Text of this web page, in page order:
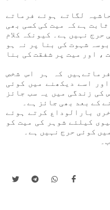
لگاتے ہوئے فرماتے
ثابت ہے کہ میت کی کسی بھی
نہیں ہے۔ کیونکہ کلام
شہوت کی بنا پر نہ ہو
، اور میت پر شفقت کی بنا
کہ ہر اس شخص
اسے دیکھنے میں کوئی
کی زندگی میں یہ سب جائز
کے بعد بھی جائز ہے۔
بارالوداع کرتے ہوئے
کیلئے شوہر کی میت کو
کوئی حرج نہیں ہے۔